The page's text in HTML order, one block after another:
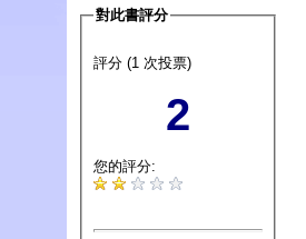
對此書評分
評分 (1 次投票)
2
您的評分: